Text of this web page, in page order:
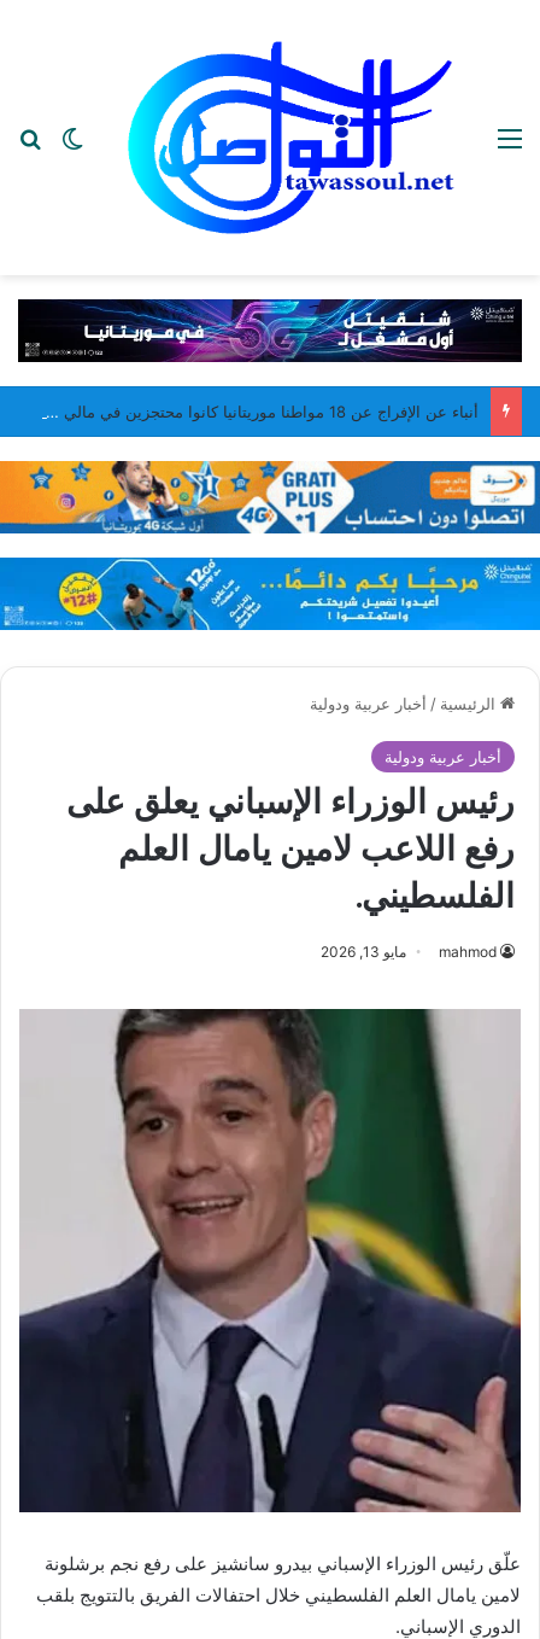
الوضع القائمة
أنباء عن الإفراج عن 18 مواطنا موريتانيا كانوا محتجزين في مالي من أصل 20 مواطنا
الرئيسية / أخبار عربية ودولية
أخبار عربية ودولية
رئيس الوزراء الإسباني يعلق على
رفع اللاعب لامين يامال العلم
الفلسطيني.
mahmod مايو 13, 2026
علّق رئيس الوزراء الإسباني بيدرو سانشيز على رفع نجم برشلونة
لامين يامال العلم الفلسطيني خلال احتفالات الفريق بالتتويج بلقب
الدوري الإسباني.